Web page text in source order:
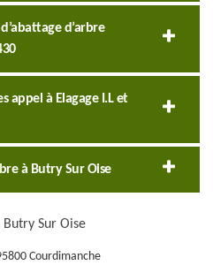
d’arbre
appel à Elagage I.L et
à Butry Sur Oise
Butry Sur Oise
Courdimanche